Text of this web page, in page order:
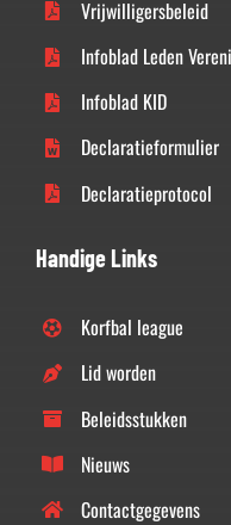
Vrijwilligersbeleid
Infoblad Leden
Infoblad KID
Declaratieformulier
Declaratieprotocol
Handige Links
Korfbal league
Lid worden
Beleidsstukken
Nieuws
Contactgegevens